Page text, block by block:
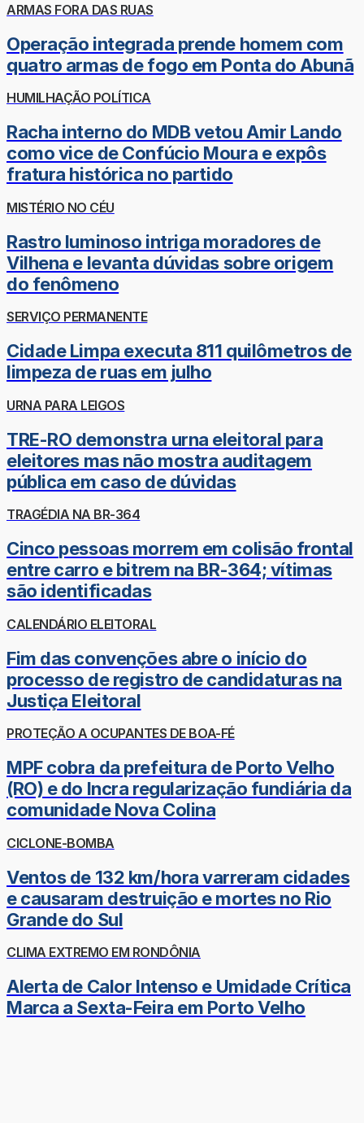
ARMAS FORA DAS RUAS
Operação integrada prende homem com
quatro armas de fogo em Ponta do Abunã
HUMILHAÇÃO POLÍTICA
Racha interno do MDB vetou Amir Lando
como vice de Confúcio Moura e expôs
fratura histórica no partido
MISTÉRIO NO CÉU
Rastro luminoso intriga moradores de
Vilhena e levanta dúvidas sobre origem
do fenômeno
SERVIÇO PERMANENTE
Cidade Limpa executa 811 quilômetros de
limpeza de ruas em julho
URNA PARA LEIGOS
TRE-RO demonstra urna eleitoral para
eleitores mas não mostra auditagem
pública em caso de dúvidas
TRAGÉDIA NA BR-364
Cinco pessoas morrem em colisão frontal
entre carro e bitrem na BR-364; vítimas
são identificadas
CALENDÁRIO ELEITORAL
Fim das convenções abre o início do
processo de registro de candidaturas na
Justiça Eleitoral
PROTEÇÃO A OCUPANTES DE BOA-FÉ
MPF cobra da prefeitura de Porto Velho
(RO) e do Incra regularização fundiária da
comunidade Nova Colina
CICLONE-BOMBA
Ventos de 132 km/hora varreram cidades
e causaram destruição e mortes no Rio
Grande do Sul
CLIMA EXTREMO EM RONDÔNIA
Alerta de Calor Intenso e Umidade Crítica
Marca a Sexta-Feira em Porto Velho